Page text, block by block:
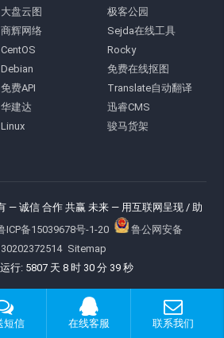
大盘云图
极客公园
商辉网络
Sejda在线工具
CentOS
Rocky
Debian
免费在线抠图
免费API
Translate自动翻译
华建达
迅睿CMS
Linux
骏马货架
— 诚信 合作 共赢 未来 — 用互联网呈现 / 助
ICP备15039678号-1-20
鲁公网安备
Sitemap
行: 5807 天 8 时 30 分 40 秒
短信 在线客服 联系我们